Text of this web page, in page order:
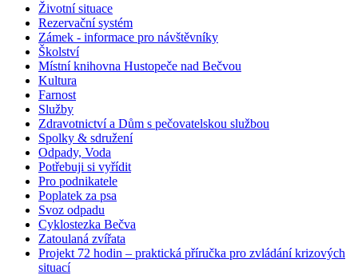
Životní situace
Rezervační systém
Zámek - informace pro návštěvníky
Školství
Místní knihovna Hustopeče nad Bečvou
Kultura
Farnost
Služby
Zdravotnictví a Dům s pečovatelskou službou
Spolky & sdružení
Odpady, Voda
Potřebuji si vyřídit
Pro podnikatele
Poplatek za psa
Svoz odpadu
Cyklostezka Bečva
Zatoulaná zvířata
Projekt 72 hodin – praktická příručka pro zvládání krizových
situací